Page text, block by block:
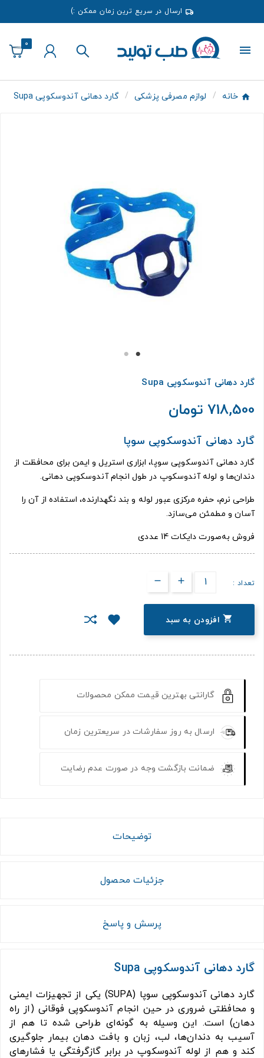
ارسال در سریع ترین زمان ممکن :)
0
خانه لوازم مصرفی پزشکی گارد دهانی آندوسکوپی Supa
گارد دهانی آندوسکوپی Supa
718,500 تومان
گارد دهانی آندوسکوپی سوپا
گارد دهانی آندوسکوپی سوپا، ابزاری استریل و ایمن برای محافظت از
دندان‌ها و لوله آندوسکوپ در طول انجام آندوسکوپی دهانی.
طراحی نرم، حفره مرکزی عبور لوله و بند نگهدارنده، استفاده از آن را
آسان و مطمئن می‌سازد.
فروش به‌صورت دایکات 14 عددی
تعداد :
 افزودن به سبد
گارانتی بهترین قیمت ممکن محصولات
ارسال به روز سفارشات در سریعترین زمان
ضمانت بازگشت وجه در صورت عدم رضایت
توضیحات
جزئیات محصول
پرسش و پاسخ
گارد دهانی آندوسکوپی Supa
گارد دهانی آندوسکوپی سوپا (SUPA) یکی از تجهیزات ایمنی
و محافظتی ضروری در حین انجام آندوسکوپی فوقانی (از راه
دهان) است. این وسیله به گونه‌ای طراحی شده تا هم از
آسیب به دندان‌ها، لب، زبان و بافت دهان بیمار جلوگیری
کند و هم از لوله آندوسکوپ در برابر گازگرفتگی یا فشارهای